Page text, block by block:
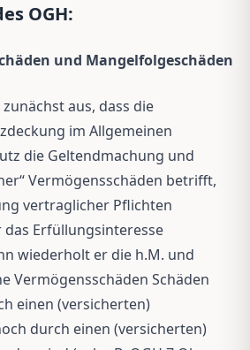
OGH:
und Mangelfolgeschäden
aus, dass die
im Allgemeinen
die Geltendmachung und
Vermögensschäden betrifft,
vertraglicher Pflichten
Erfüllungsinteresse
wiederholt er die h.M. und
Vermögensschäden Schäden
einen (versicherten)
durch einen (versicherten)